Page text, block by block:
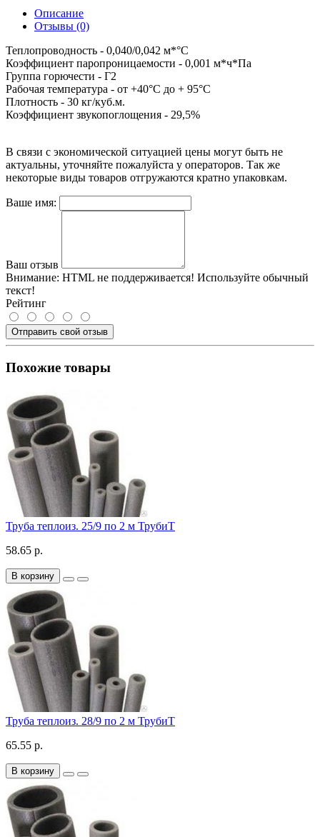
Описание
Отзывы (0)
Теплопроводность - 0,040/0,042 м*°С
Коэффициент паропроницаемости - 0,001 м*ч*Па
Группа горючести - Г2
Рабочая температура - от +40°С до + 95°С
Плотность - 30 кг/куб.м.
Коэффициент звукопоглощения - 29,5%
В связи с экономической ситуацией цены могут быть не
актуальны, уточняйте пожалуйста у операторов. Так же
некоторые виды товаров отгружаются кратно упаковкам.
Ваше имя:
Ваш отзыв
Внимание: HTML не поддерживается! Используйте обычный
текст!
Рейтинг
Отправить свой отзыв
Похожие товары
Труба теплоиз. 25/9 по 2 м ТрубиТ
58.65 р.
В корзину
Труба теплоиз. 28/9 по 2 м ТрубиТ
65.55 р.
В корзину